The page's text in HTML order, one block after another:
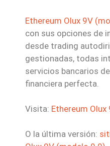
Ethereum Olux 9V
con sus opciones de
desde trading
gestionadas, todas
servicios bancarios
financiera perfecta.
Visita: Ethereum
O la última versión: